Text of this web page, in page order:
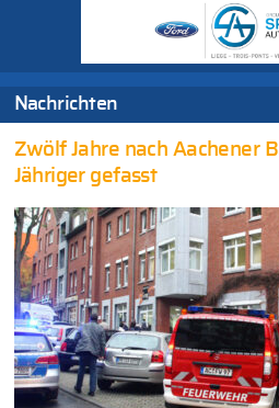
Nachrichten
Zwölf Jahre nach Aachener
Jähriger gefasst